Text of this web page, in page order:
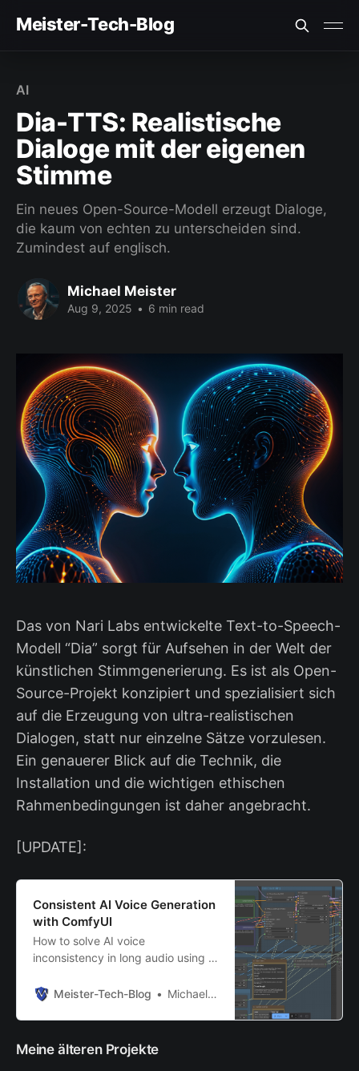
Meister-Tech-Blog
Fehler beim Laden (Ist der API Key korrekt?)
AI
Dia-TTS: Realistische
Dialoge mit der eigenen
Stimme
Ein neues Open-Source-Modell erzeugt Dialoge,
die kaum von echten zu unterscheiden sind.
Zumindest auf englisch.
Michael Meister
Aug 9, 2025 • 6 min read
Das von Nari Labs entwickelte Text-to-Speech-
Modell “Dia” sorgt für Aufsehen in der Welt der
künstlichen Stimmgenerierung. Es ist als Open-
Source-Projekt konzipiert und spezialisiert sich
auf die Erzeugung von ultra-realistischen
Dialogen, statt nur einzelne Sätze vorzulesen.
Ein genauerer Blick auf die Technik, die
Installation und die wichtigen ethischen
Rahmenbedingungen ist daher angebracht.
[UPDATE]:
Consistent AI Voice Generation
with ComfyUI
How to solve AI voice
inconsistency in long audio using a
Meister-Tech-Blog
Michael Meister
Meine älteren Projekte